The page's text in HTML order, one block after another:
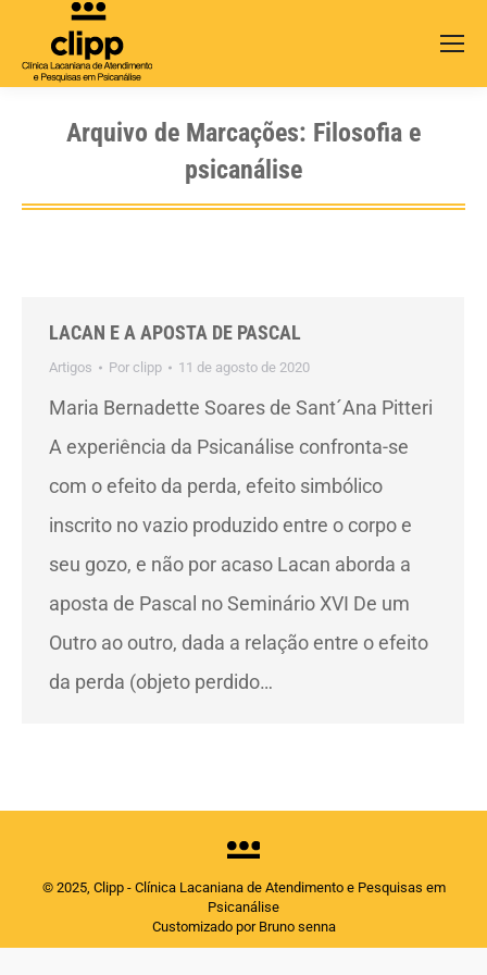
Arquivo de Marcações: Filosofia e
psicanálise
LACAN E A APOSTA DE PASCAL
Artigos Por clipp 11 de agosto de 2020
Maria Bernadette Soares de Sant´Ana Pitteri
A experiência da Psicanálise confronta-se
com o efeito da perda, efeito simbólico
inscrito no vazio produzido entre o corpo e
seu gozo, e não por acaso Lacan aborda a
aposta de Pascal no Seminário XVI De um
Outro ao outro, dada a relação entre o efeito
da perda (objeto perdido…
© 2025, Clipp - Clínica Lacaniana de Atendimento e Pesquisas em
Psicanálise
Customizado por Bruno senna